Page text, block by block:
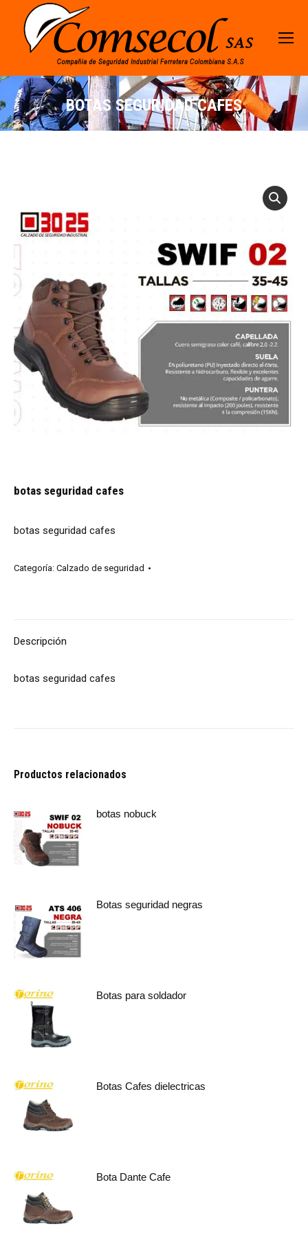
BOTAS SEGURIDAD CAFES
botas seguridad cafes
botas seguridad cafes
Categoría: Calzado de seguridad
Descripción
botas seguridad cafes
Productos relacionados
botas nobuck
Botas seguridad negras
Botas para soldador
Botas Cafes dielectricas
Bota Dante Cafe